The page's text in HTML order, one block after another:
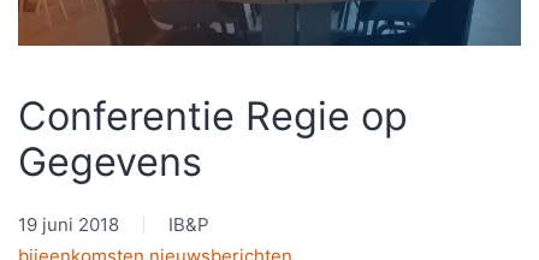
Conferentie Regie op
Gegevens
19 juni 2018
IB&P
bijeenkomsten,nieuwsberichten